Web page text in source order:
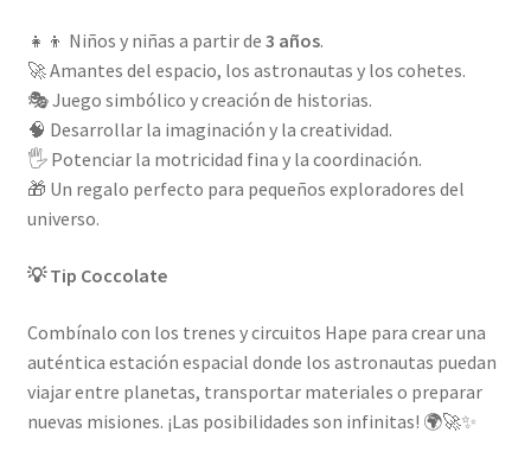
👧👦 Niños y niñas a partir de 3 años.
🚀 Amantes del espacio, los astronautas y los cohetes.
🎭 Juego simbólico y creación de historias.
🧠 Desarrollar la imaginación y la creatividad.
🖐️ Potenciar la motricidad fina y la coordinación.
🎁 Un regalo perfecto para pequeños exploradores del
universo.
💡 Tip Coccolate
Combínalo con los trenes y circuitos Hape para crear una
auténtica estación espacial donde los astronautas puedan
viajar entre planetas, transportar materiales o preparar
nuevas misiones. ¡Las posibilidades son infinitas! 🌍🚀✨